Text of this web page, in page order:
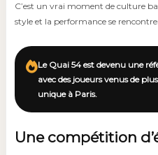
C’est un vrai moment de culture
style et la performance se
Le Quai 54 est devenu une
avec des joueurs venus de
unique à Paris.
Une compétition